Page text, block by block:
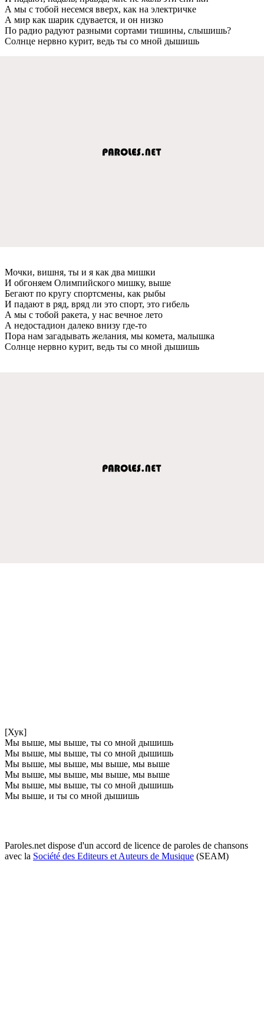
А мы с тобой несемся вверх, как на электричке
А мир как шарик сдувается, и он низко
По радио радуют разными сортами тишины, слышишь?
Солнце нервно курит, ведь ты со мной дышишь
Мочки, вишня, ты и я как два мишки
И обгоняем Олимпийского мишку, выше
Бегают по кругу спортсмены, как рыбы
И падают в ряд, вряд ли это спорт, это гибель
А мы с тобой ракета, у нас вечное лето
А недостадион далеко внизу где-то
Пора нам загадывать желания, мы комета, малышка
Солнце нервно курит, ведь ты со мной дышишь
[Хук]
Мы выше, мы выше, ты со мной дышишь
Мы выше, мы выше, ты со мной дышишь
Мы выше, мы выше, мы выше, мы выше
Мы выше, мы выше, мы выше, мы выше
Мы выше, мы выше, ты со мной дышишь
Мы выше, и ты со мной дышишь
Paroles.net dispose d'un accord de licence de paroles de chansons
avec la Société des Editeurs et Auteurs de Musique (SEAM)